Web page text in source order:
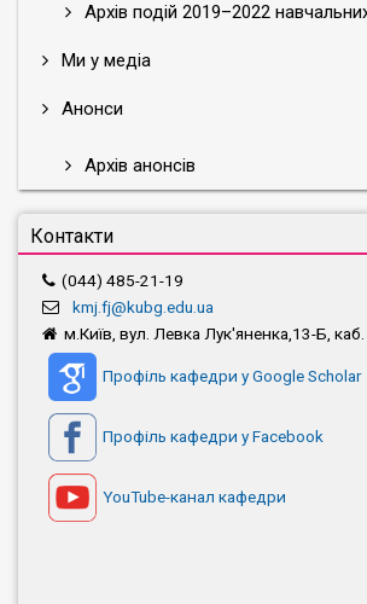
Архів подій 2019–2022
Ми у медіа
Анонси
Архів анонсів
Контакти
(044) 485-21-19
kmj.fj@kubg.edu.ua
м.Київ, вул. Левка Лук'яненка,13-Б,
Профіль кафедри у Google Scholar
Профіль кафедри у Facebook
YouTube-канал кафедри